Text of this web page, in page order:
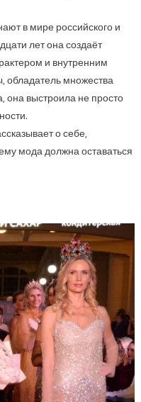
в мире российского и
лет она создаёт
и внутренним
обладатель множества
она выстроила не просто
о себе,
мода должна оставаться